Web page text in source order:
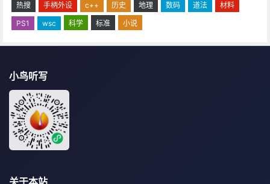
热搜
手柄外设 c++ 历史 地理 数码 道法
材料
PS1
wsc 科学 标准 小说
小鸟听写
关于本站